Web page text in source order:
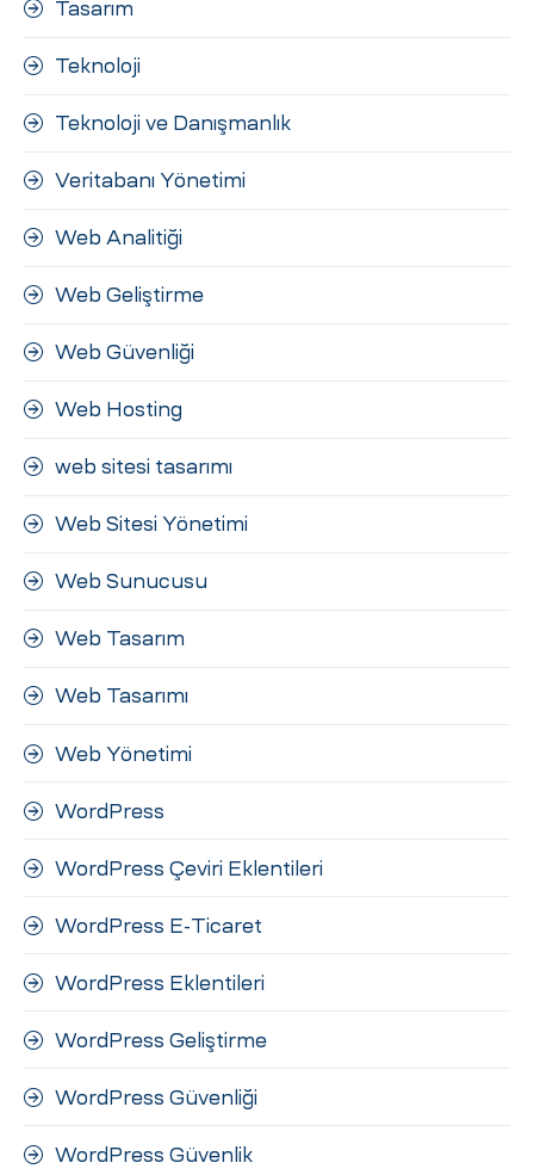
Tasarım
Teknoloji
Teknoloji ve Danışmanlık
Veritabanı Yönetimi
Web Analitiği
Web Geliştirme
Web Güvenliği
Web Hosting
web sitesi tasarımı
Web Sitesi Yönetimi
Web Sunucusu
Web Tasarım
Web Tasarımı
Web Yönetimi
WordPress
WordPress Çeviri Eklentileri
WordPress E-Ticaret
WordPress Eklentileri
WordPress Geliştirme
WordPress Güvenliği
WordPress Güvenlik